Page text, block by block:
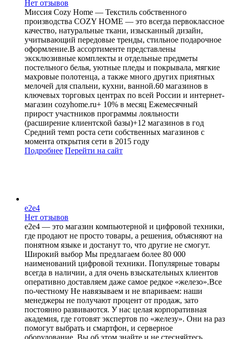
Нет отзывов
Миссия Cozy Home — Текстиль собственного
производства COZY HOME — это всегда первоклассное
качество, натуральные ткани, изысканный дизайн,
учитывающий передовые тренды, стильное подарочное
оформление.В ассортименте представлены
эксклюзивные комплекты и отдельные предметы
постельного белья, уютные пледы и покрывала, мягкие
махровые полотенца, а также много других приятных
мелочей для спальни, кухни, ванной.60 магазинов в
ключевых торговых центрах по всей России и интернет-
магазин cozyhome.ru+ 10% в месяц Ежемесячный
прирост участников программы лояльности
(расширение клиентской базы)+12 магазинов в год
Средний темп роста сети собственных магазинов с
момента открытия сети в 2015 году
Подробнее Перейти на сайт
e2e4
Нет отзывов
e2e4 — это магазин компьютерной и цифровой техники,
где продают не просто товары, а решения, объясняют на
понятном языке и достанут то, что другие не смогут.
Широкий выбор Мы предлагаем более 80 000
наименований цифровой техники. Популярные товары
всегда в наличии, а для очень взыскательных клиентов
оперативно доставляем даже самое редкое «железо».Все
по-честному Не навязываем и не впариваем: наши
менеджеры не получают процент от продаж, зато
постоянно развиваются. У нас целая корпоративная
академия, где готовят экспертов по «железу». Они на раз
помогут выбрать и смартфон, и серверное
оборудование. Вы об этом знайте и не стесняйтесь